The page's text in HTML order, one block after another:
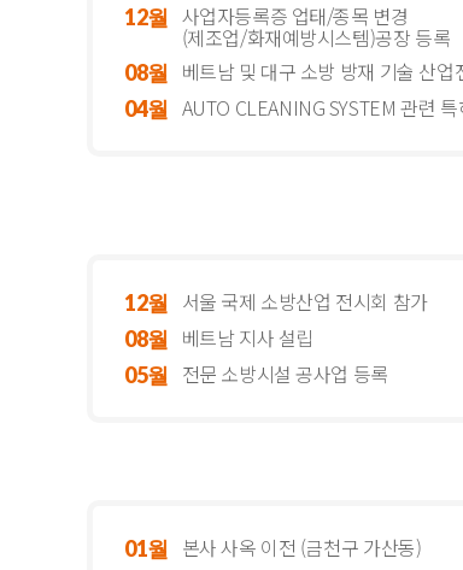
12월 사업자등록증 업태/종목 변경
(제조업/화재예방시스템)공장 등록
08월 베트남 및 대구 소방 방재 기술 산업
04월 AUTO CLEANING SYSTEM 관련
12월 서울 국제 소방산업 전시회 참가
08월 베트남 지사 설립
05월 전문 소방시설 공사업 등록
01월 본사 사옥 이전 (금천구 가산동)